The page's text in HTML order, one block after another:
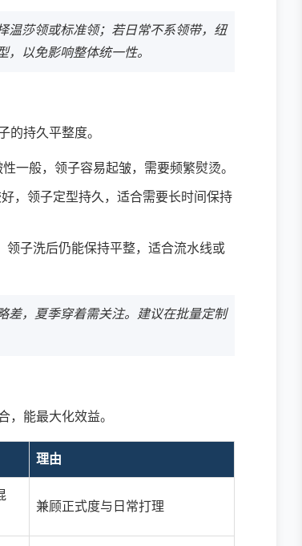
温莎领或标准领；若日常不系领带，纽
以免影响整体统一性。
的持久平整度。
一般，领子容易起皱，需要频繁熨烫。
，领子定型持久，适合需要长时间保持
领子洗后仍能保持平整，适合流水线或
差，夏季穿着需关注。建议在批量定制
，能最大化效益。
理由
兼顾正式度与日常打理